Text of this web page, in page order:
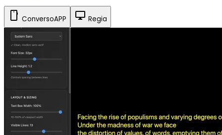
smartphone ConversoAPP desktop_windows Regia